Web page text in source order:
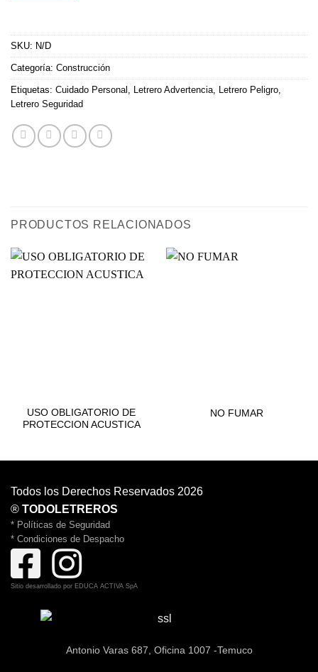
SKU: N/D
Categoría: Construcción
Etiquetas: Cuidado Personal Letrero Advertencia Letrero Peligro
Letrero Seguridad
PRODUCTOS RELACIONADOS
USO OBLIGATORIO DE
PROTECCION ACUSTICA
NO FUMAR
Todos los Derechos Reservados 2026
® TODOLETREROS
* Políticas de Seguridad
* Condiciones de Despacho
Sitio desarrollado por EDUCA ACTIVA SpA
Antonio Varas 687, Oficina 1007 -Temuco